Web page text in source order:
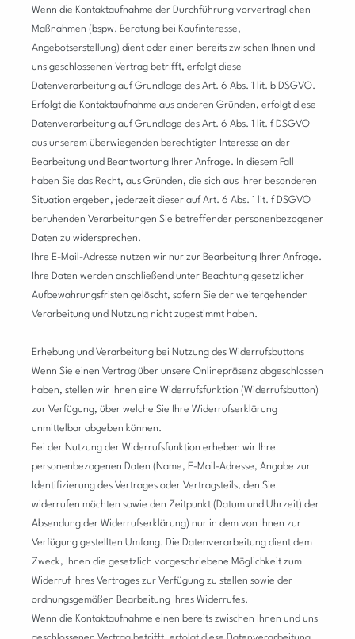
Wenn die Kontaktaufnahme der Durchführung vorvertraglichen
Maßnahmen (bspw. Beratung bei Kaufinteresse,
Angebotserstellung) dient oder einen bereits zwischen Ihnen und
uns geschlossenen Vertrag betrifft, erfolgt diese
Datenverarbeitung auf Grundlage des Art. 6 Abs. 1 lit. b DSGVO.
Erfolgt die Kontaktaufnahme aus anderen Gründen, erfolgt diese
Datenverarbeitung auf Grundlage des Art. 6 Abs. 1 lit. f DSGVO
aus unserem überwiegenden berechtigten Interesse an der
Bearbeitung und Beantwortung Ihrer Anfrage. In diesem Fall
haben Sie das Recht, aus Gründen, die sich aus Ihrer besonderen
Situation ergeben, jederzeit dieser auf Art. 6 Abs. 1 lit. f DSGVO
beruhenden Verarbeitungen Sie betreffender personenbezogener
Daten zu widersprechen.
Ihre E-Mail-Adresse nutzen wir nur zur Bearbeitung Ihrer Anfrage.
Ihre Daten werden anschließend unter Beachtung gesetzlicher
Aufbewahrungsfristen gelöscht, sofern Sie der weitergehenden
Verarbeitung und Nutzung nicht zugestimmt haben.
Erhebung und Verarbeitung bei Nutzung des Widerrufsbuttons
Wenn Sie einen Vertrag über unsere Onlinepräsenz abgeschlossen
haben, stellen wir Ihnen eine Widerrufsfunktion (Widerrufsbutton)
zur Verfügung, über welche Sie Ihre Widerrufserklärung
unmittelbar abgeben können.
Bei der Nutzung der Widerrufsfunktion erheben wir Ihre
personenbezogenen Daten (Name, E-Mail-Adresse, Angabe zur
Identifizierung des Vertrages oder Vertragsteils, den Sie
widerrufen möchten sowie den Zeitpunkt (Datum und Uhrzeit) der
Absendung der Widerrufserklärung) nur in dem von Ihnen zur
Verfügung gestellten Umfang. Die Datenverarbeitung dient dem
Zweck, Ihnen die gesetzlich vorgeschriebene Möglichkeit zum
Widerruf Ihres Vertrages zur Verfügung zu stellen sowie der
ordnungsgemäßen Bearbeitung Ihres Widerrufes.
Wenn die Kontaktaufnahme einen bereits zwischen Ihnen und uns